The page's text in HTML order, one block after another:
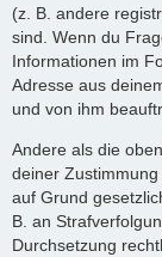
(z. B. andere
sind. Wenn du
Informationen im
Adresse aus
und von ihm
Andere als die
deiner
auf Grund
B. an
Durchsetzung